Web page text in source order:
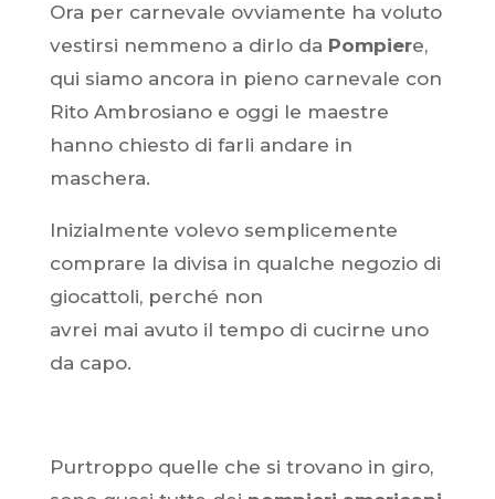
Ora per carnevale ovviamente ha voluto
vestirsi nemmeno a dirlo da Pompiere,
qui siamo ancora in pieno carnevale con
Rito Ambrosiano e oggi le maestre
hanno chiesto di farli andare in
maschera.
Inizialmente volevo semplicemente
comprare la divisa in qualche negozio di
giocattoli, perché non
avrei mai avuto il tempo di cucirne uno
da capo.
Purtroppo quelle che si trovano in giro,